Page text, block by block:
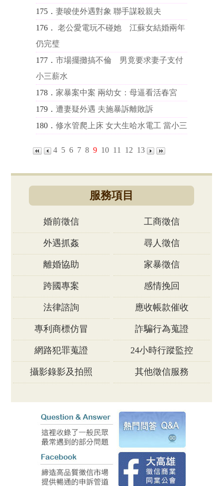
175．妻唆使外遇對象 聯手謀殺親夫
176．
老公愛電玩不碰她 江蘇女結婚兩年
仍完璧
177．市場擺攤搞不倫 男竟要求妻子支付
小三薪水
178． 家暴案中案 兩幼女：母逼看活春宮
179．遭妻疑外遇 夫施暴訴離敗訴
180．修水管爬上床 女大生哈水電工 當小三
4 5 6 7 8 9 10 11 12 13
服務項目
婚前徵信 工商徵信
外遇抓姦 尋人徵信
離婚協助 家暴徵信
跨國專案 感情挽回
法律諮詢 應收帳款催收
專利商標仿冒 詐騙行為蒐證
網路犯罪蒐證 24小時行蹤監控
攝影錄影及拍照 其他徵信服務